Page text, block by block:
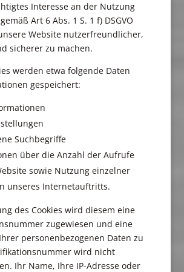
Interesse an der Nutzung
Art 6 Abs. 1 S. 1 f) DSGVO
Website nutzerfreundlicher,
sicherer zu machen.
werden etwa folgende Daten
gespeichert:
Suchbegriffe
über die Anzahl der Aufrufe
sowie Nutzung einzelner
unseres Internetauftritts.
des Cookies wird diesem eine
zugewiesen und eine
personenbezogenen Daten zu
wird nicht
Ihr Name, Ihre IP-Adresse oder